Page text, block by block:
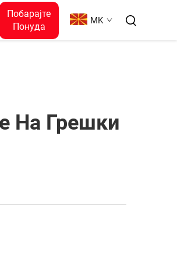
Побарајте
Понуда
MK
На Грешки